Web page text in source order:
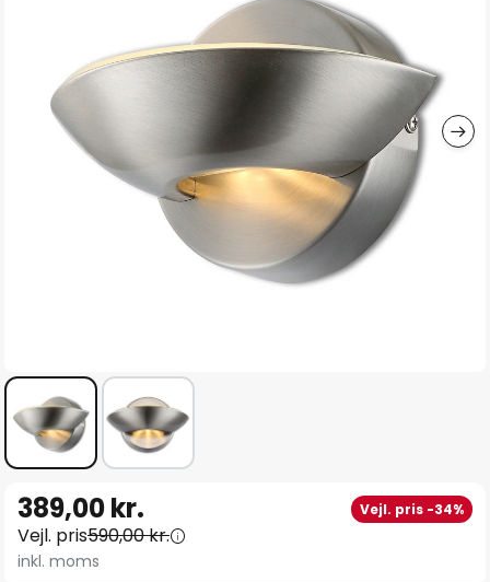
starten
af
389,00 kr. Vejl. pris -34%
Vejl. pris590,00 kr.
inkl. moms